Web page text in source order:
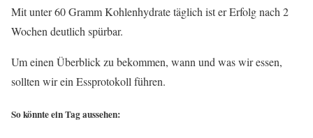
Mit unter 60 Gramm Kohlenhydrate täglich ist er Erfolg nach 2
Wochen deutlich spürbar.
Um einen Überblick zu bekommen, wann und was wir essen,
sollten wir ein Essprotokoll führen.
So könnte ein Tag aussehen: